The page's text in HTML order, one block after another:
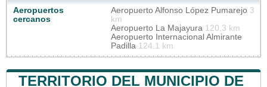
Aeropuertos
cercanos
Aeropuerto Alfonso López Pumarejo 3
km
Aeropuerto La Majayura 120.3 km
Aeropuerto Internacional Almirante
Padilla 124.1 km
TERRITORIO DEL MUNICIPIO DE